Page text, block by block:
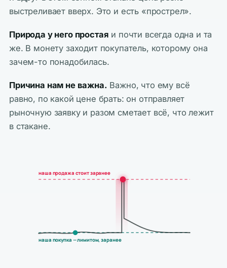
выстреливает вверх. Это и есть «прострел».
Природа у него простая и почти всегда одна и та
же. В монету заходит покупатель, которому она
зачем-то понадобилась.
Причина нам не важна. Важно, что ему всё
равно, по какой цене брать: он отправляет
рыночную заявку и разом сметает всё, что лежит
в стакане.
наша продажа стоит заранее
наша покупка — лимитом, заранее